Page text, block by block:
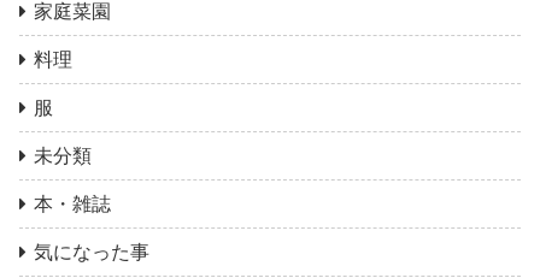
家庭菜園
料理
服
未分類
本・雑誌
気になった事